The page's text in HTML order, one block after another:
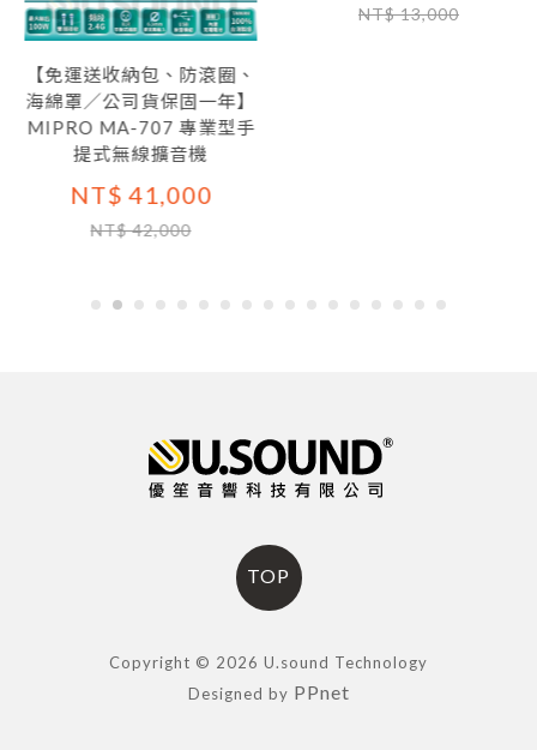
【免運送收納包、防滾圈、
海綿罩／公司貨保固一年】
MIPRO MA-707 專業型手
提式無線擴音機
NT$ 41,000
NT$ 42,000
NT$ 13,000
TOP
Copyright © 2026 U.sound Technology
Designed by PPnet